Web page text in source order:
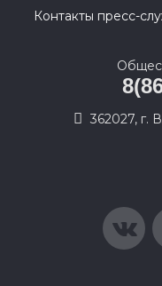
Контакты пресс-
362027, г.